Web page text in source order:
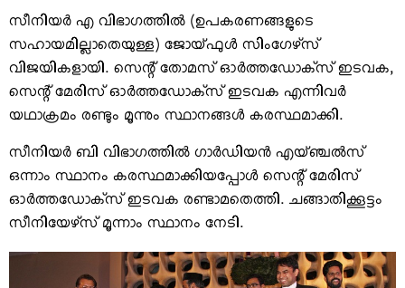
സീനിയര്‍ എ വിഭാഗത്തില്‍ (ഉപകരണങ്ങളുടെ
സഹായമില്ലാതെയുള്ള) ജോയ്ഫുള്‍ സിംഗേഴ്‌സ്
വിജയികളായി. സെന്റ് തോമസ് ഓര്‍ത്തഡോക്‌സ് ഇടവക,
സെന്റ് മേരിസ് ഓര്‍ത്തഡോക്‌സ് ഇടവക എന്നിവര്‍
യഥാക്രമം രണ്ടും മൂന്നും സ്ഥാനങ്ങള്‍ കരസ്ഥമാക്കി.
സീനിയര്‍ ബി വിഭാഗത്തില്‍ ഗാര്‍ഡിയന്‍ എയ്ഞ്ചല്‍സ്
ഒന്നാം സ്ഥാനം കരസ്ഥമാക്കിയപ്പോള്‍ സെന്റ് മേരിസ്
ഓര്‍ത്തഡോക്‌സ് ഇടവക രണ്ടാമതെത്തി. ചങ്ങാതിക്കൂട്ടം
സീനിയേഴ്‌സ് മൂന്നാം സ്ഥാനം നേടി.